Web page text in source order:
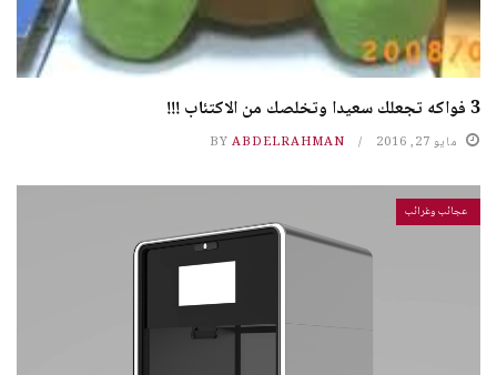
3 فواكه تجعلك سعيدا وتخلصك من الاكتئاب !!!
مايو 27, 2016 BY ABDELRAHMAN
عجائب وغرائب